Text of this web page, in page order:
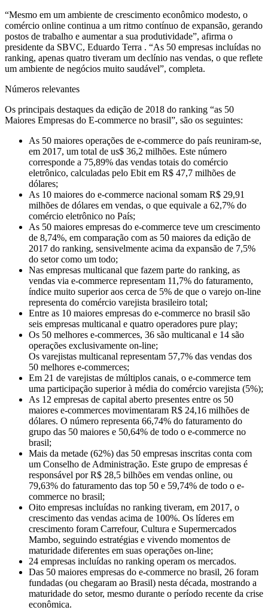
“Mesmo em um ambiente de crescimento econômico modesto, o
comércio online continua a um ritmo contínuo de expansão, gerando
postos de trabalho e aumentar a sua produtividade”, afirma o
presidente da SBVC, Eduardo Terra . “As 50 empresas incluídas no
ranking, apenas quatro tiveram um declínio nas vendas, o que reflete
um ambiente de negócios muito saudável”, completa.
Números relevantes
Os principais destaques da edição de 2018 do ranking “as 50
Maiores Empresas do E-commerce no brasil”, são os seguintes:
As 50 maiores operações de e-commerce do país reuniram-se,
em 2017, um total de us$ 36,2 milhões. Este número
corresponde a 75,89% das vendas totais do comércio
eletrônico, calculadas pelo Ebit em R$ 47,7 milhões de
dólares;
As 10 maiores do e-commerce nacional somam R$ 29,91
milhões de dólares em vendas, o que equivale a 62,7% do
comércio eletrônico no País;
As 50 maiores empresas do e-commerce teve um crescimento
de 8,74%, em comparação com as 50 maiores da edição de
2017 do ranking, sensivelmente acima da expansão de 7,5%
do setor como um todo;
Nas empresas multicanal que fazem parte do ranking, as
vendas via e-commerce representam 11,7% do faturamento,
índice muito superior aos cerca de 5% de que o varejo on-line
representa do comércio varejista brasileiro total;
Entre as 10 maiores empresas do e-commerce no brasil são
seis empresas multicanal e quatro operadores pure play;
Os 50 melhores e-commerces, 36 são multicanal e 14 são
operações exclusivamente on-line;
Os varejistas multicanal representam 57,7% das vendas dos
50 melhores e-commerces;
Em 21 de varejistas de múltiplos canais, o e-commerce tem
uma participação superior à média do comércio varejista (5%);
As 12 empresas de capital aberto presentes entre os 50
maiores e-commerces movimentaram R$ 24,16 milhões de
dólares. O número representa 66,74% do faturamento do
grupo das 50 maiores e 50,64% de todo o e-commerce no
brasil;
Mais da metade (62%) das 50 empresas inscritas conta com
um Conselho de Administração. Este grupo de empresas é
responsável por R$ 28,5 bilhões em vendas online, ou
79,63% do faturamento das top 50 e 59,74% de todo o e-
commerce no brasil;
Oito empresas incluídas no ranking tiveram, em 2017, o
crescimento das vendas acima de 100%. Os líderes em
crescimento foram Carrefour, Cultura e Supermercados
Mambo, seguindo estratégias e vivendo momentos de
maturidade diferentes em suas operações on-line;
24 empresas incluídas no ranking operam os mercados.
Das 50 maiores empresas do e-commerce no brasil, 26 foram
fundadas (ou chegaram ao Brasil) nesta década, mostrando a
maturidade do setor, mesmo durante o período recente da crise
econômica.